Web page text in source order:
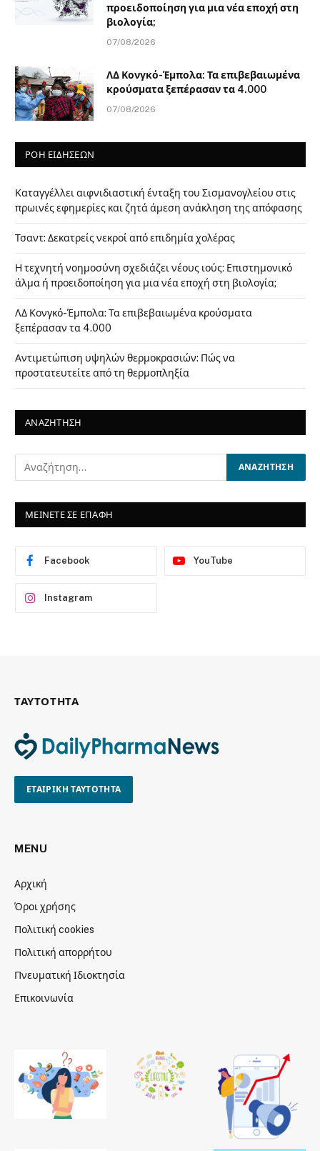
προειδοποίηση για μια νέα εποχή στη
βιολογία;
07/08/2026
ΛΔ Κονγκό-Έμπολα: Τα επιβεβαιωμένα
κρούσματα ξεπέρασαν τα 4.000
07/08/2026
ΡΟΗ ΕΙΔΗΣΕΩΝ
Καταγγέλλει αιφνιδιαστική ένταξη του Σισμανογλείου στις
πρωινές εφημερίες και ζητά άμεση ανάκληση της απόφασης
Τσαντ: Δεκατρείς νεκροί από επιδημία χολέρας
Η τεχνητή νοημοσύνη σχεδιάζει νέους ιούς: Επιστημονικό
άλμα ή προειδοποίηση για μια νέα εποχή στη βιολογία;
ΛΔ Κονγκό-Έμπολα: Τα επιβεβαιωμένα κρούσματα
ξεπέρασαν τα 4.000
Αντιμετώπιση υψηλών θερμοκρασιών: Πώς να
προστατευτείτε από τη θερμοπληξία
ΑΝΑΖΗΤΗΣΗ
ΜΕΙΝΕΤΕ ΣΕ ΕΠΑΦΗ
Facebook YouTube
Instagram
ΤΑΥΤΟΤΗΤΑ
ΕΤΑΙΡΙΚΗ ΤΑΥΤΟΤΗΤΑ
MENU
Αρχική
Όροι χρήσης
Πολιτική cookies
Πολιτική απορρήτου
Πνευματική Ιδιοκτησία
Επικοινωνία